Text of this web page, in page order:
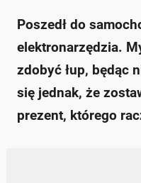
Poszedł do
elektronarzędzia.
zdobyć łup, będąc
się jednak, że
prezent, którego